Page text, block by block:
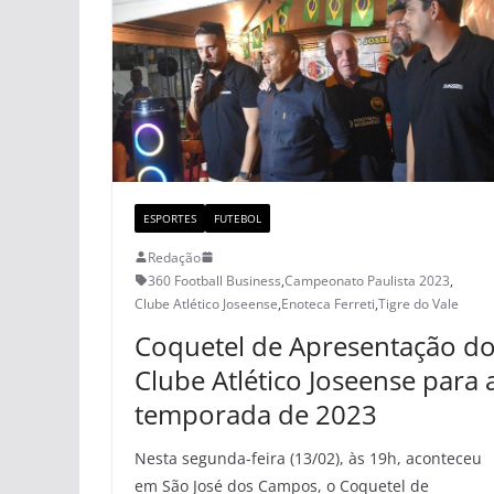
ESPORTES FUTEBOL
Redação
360 Football Business,Campeonato Paulista 2023,
Clube Atlético Joseense,Enoteca Ferreti,Tigre do Vale
Coquetel de Apresentação
Clube Atlético Joseense para
temporada de 2023
Nesta segunda-feira (13/02), às 19h, aconteceu
em São José dos Campos, o Coquetel de